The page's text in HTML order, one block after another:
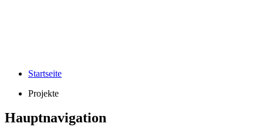
Startseite
Projekte
Hauptnavigation